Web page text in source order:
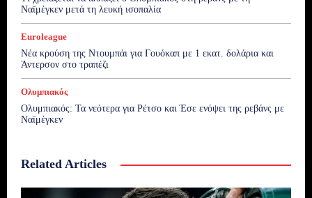
Ναϊμέγκεν μετά τη λευκή ισοπαλία
Euroleague
Νέα κρούση της Ντουμπάι για Γουόκαπ με 1 εκατ. δολάρια και
Άντερσον στο τραπέζι
Ολυμπιακός
Ολυμπιακός: Τα νεότερα για Ρέτσο και Έσε ενόψει της ρεβάνς με
Ναϊμέγκεν
Related Articles